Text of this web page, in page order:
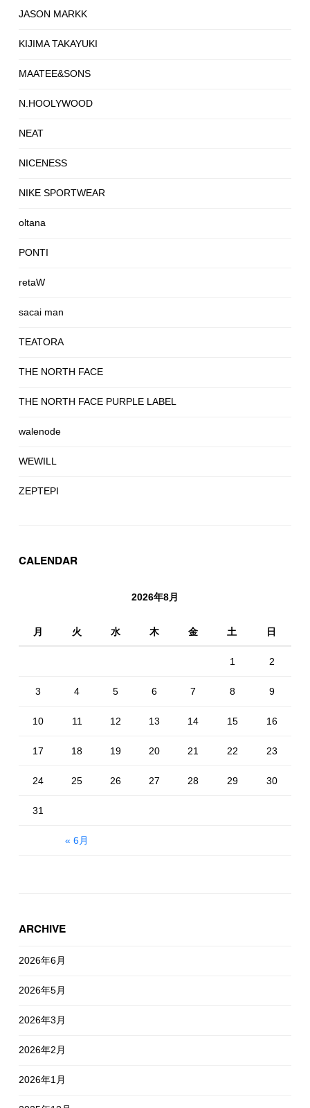
JASON MARKK
KIJIMA TAKAYUKI
MAATEE&SONS
N.HOOLYWOOD
NEAT
NICENESS
NIKE SPORTWEAR
oltana
PONTI
retaW
sacai man
TEATORA
THE NORTH FACE
THE NORTH FACE PURPLE LABEL
walenode
WEWILL
ZEPTEPI
CALENDAR
2026年8月
月 火 水 木 金 土 日
« 6月
1 2
3 4 5 6 7 8 9
10 11 12 13 14 15 16
17 18 19 20 21 22 23
24 25 26 27 28 29 30
31
ARCHIVE
2026年6月
2026年5月
2026年3月
2026年2月
2026年1月